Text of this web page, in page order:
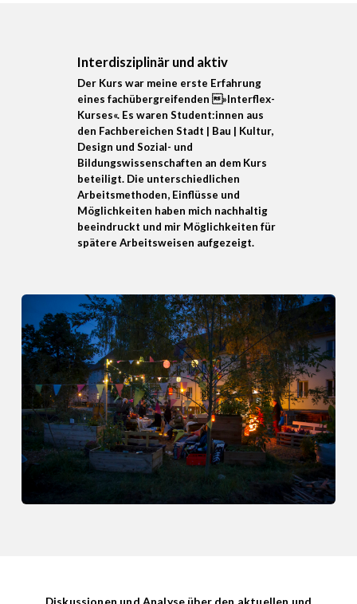
Interdisziplinär und aktiv
Der Kurs war meine erste Erfahrung
eines fachübergreifenden »Interflex-
Kurses«. Es waren Student:innen aus
den Fachbereichen Stadt | Bau | Kultur,
Design und Sozial- und
Bildungswissenschaften an dem Kurs
beteiligt. Die unterschiedlichen
Arbeitsmethoden, Einflüsse und
Möglichkeiten haben mich nachhaltig
beeindruckt und mir Möglichkeiten für
spätere Arbeitsweisen aufgezeigt.
Diskussionen und Analyse über den aktuellen und